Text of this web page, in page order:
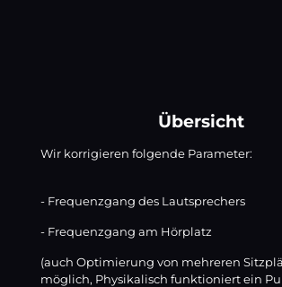
Übersicht
Wir korrigieren folgende Parameter:
- Frequenzgang des Lautsprechers
- Frequenzgang am Hörplatz
(auch Optimierung von mehreren
möglich, Physikalisch funktioniert ein